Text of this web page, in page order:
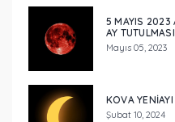
5 MAYIS 2023
AY TUTULMASI
Mayıs 05, 2023
KOVA
Şubat 10, 2024